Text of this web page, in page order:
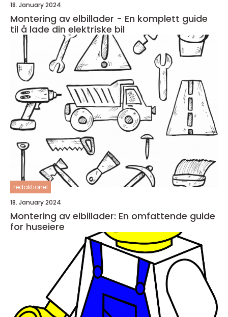
18. January 2024
Montering av elbillader - En komplett guide
til å lade din elektriske bil
redaktionel
18. January 2024
Montering av elbillader: En omfattende guide
for huseiere